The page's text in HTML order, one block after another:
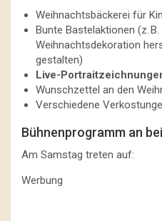
Weihnachtsbäckerei für
Bunte Bastelaktionen (z.
Weihnachtsdekoration
gestalten)
Live-
Wunschzettel an den
Verschiedene
Bühnenprogramm an
Am Samstag treten auf:
Werbung